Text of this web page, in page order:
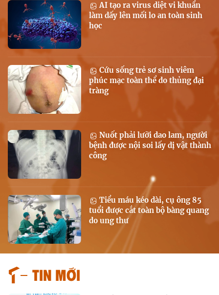
AI tạo ra virus diệt vi khuẩn
làm dấy lên mối lo an toàn sinh
học
Cứu sống trẻ sơ sinh viêm
phúc mạc toàn thể do thủng đại
tràng
Nuốt phải lưỡi dao lam, người
bệnh được nội soi lấy dị vật thành
công
Tiểu máu kéo dài, cụ ông 85
tuổi được cắt toàn bộ bàng quang
do ung thư
Tin mới